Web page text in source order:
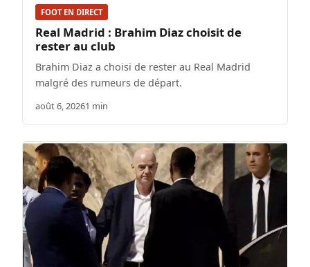
FOOT EN DIRECT
Real Madrid : Brahim Diaz choisit de
rester au club
Brahim Diaz a choisi de rester au Real Madrid
malgré des rumeurs de départ.
août 6, 20261 min